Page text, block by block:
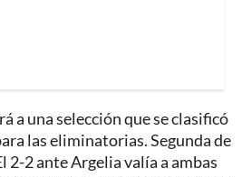
a una selección que se clasificó
las eliminatorias. Segunda de
2-2 ante Argelia valía a ambas